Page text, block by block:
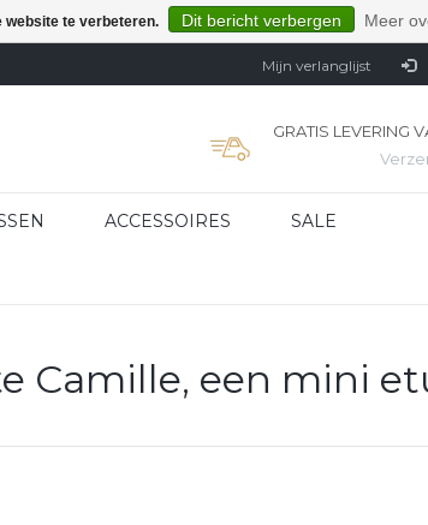
Mijn verlanglijst
GRATIS LEVERING
ACCESSOIRES SALE
Camille, een mini
website te verbeteren. Dit bericht verbergen Meer